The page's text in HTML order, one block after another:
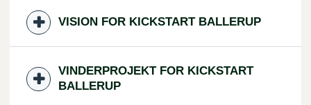
VISION FOR KICKSTART BALLERUP
VINDERPROJEKT FOR KICKSTART
BALLERUP